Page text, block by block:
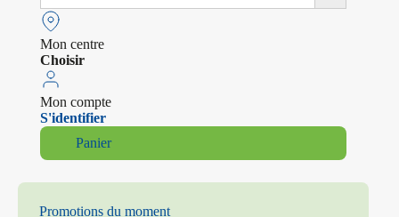
Mon centre
Choisir
Mon compte
S'identifier
Panier
Promotions du moment